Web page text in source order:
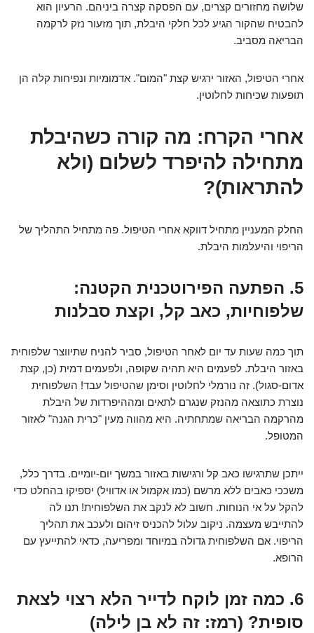
שלושה מחזורים קצרים, עם הפסקה קצרה ביניהם. הרעיון הוא
להבטיח שהקור הגיע לכל חלקי היבלת, תוך מזעור נזק לרקמה
הבריאה מסביב.
אחרי הטיפול, האזור ירגיש קצת "המום". אדמומיות ונפיחות קלה הן
תופעות שכיחות לחלוטין.
אחרי הקרח: מה קורה כשהיבלת
מתחילה להיפרד לשלום (ולא
להתראות)?
החלק המעניין מתחיל דווקא אחרי הטיפול. פה מתחיל התהליך של
הריפוי והיעלמות היבלת.
5. הפתעה הפירוטכנית הקטנה:
שלפוחיות, כאב קל, וקצת סבלנות
תוך כמה שעות עד יום לאחר הטיפול, סביר להניח שתיווצר שלפוחית
באזור היבלת. לפעמים היא תהיה שקופה, ולפעמים דמית (כן, קצת
אדום-סגול). זה נורמלי לחלוטין וסימן שהטיפול עבד! השלפוחית
נוצרת כתוצאה מהנזק שנגרם לתאים ומההיפרדות של היבלת
מהרקמה הבריאה שמתחתיה. היא מהווה מעין "כרית הגנה" לאזור
המטופל.
ייתכן שתרגישו כאב קל ורגישות באזור במשך יום-יומיים. בדרך כלל,
משככי כאבים ללא מרשם (כמו אקמול או אדוויל) יספיקו בהחלט כדי
להקל על אי הנוחות. חשוב לא לנקב את השלפוחית! תנו לה
להתייבש מעצמה. ניקוב עלול להכניס זיהום ולעכב את תהליך
הריפוי. אם השלפוחית גדולה במיוחד ומפריעה, כדאי להתייעץ עם
הרופא.
6. כמה זמן לוקח לדייר הלא רצוי לצאת
סופית? (רמז: זה לא בן לילה)